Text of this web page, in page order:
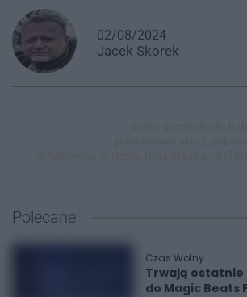
02/08/2024
Jacek Skorek
Polecane
Czas Wolny
Trwają
do Magic Beats